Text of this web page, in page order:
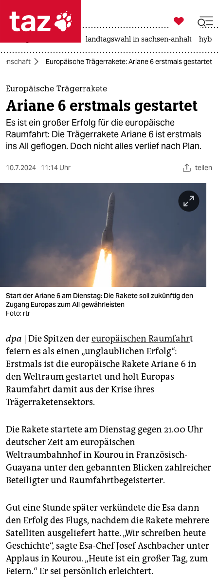
 taz zahl ich
taz zahl ich
themen
politik
öko
gesellschaft
verlag
verlag
shop
fragen & hilfe
unterstützen
abo
epaper login

taz zahl ich
landtagswahl in sachsen-anhalt
Europäische Trägerrakete: Ariane 6 erstmals gestartet
Europäische Trägerrakete
Ariane 6 erstmals gestartet
Es ist ein großer Erfolg für die europäische
Raumfahrt: Die Trägerrakete Ariane 6 ist erstmals
ins All geflogen. Doch nicht alles verlief nach Plan.
10.7.2024 11:14 Uhr teilen
Start der Ariane 6 am Dienstag: Die Rakete soll zukünftig den
Zugang Europas zum All gewährleisten
Foto: rtr
dpa | Die Spitzen dereuropäischen Raumfahrt
feiern es als einen „unglaublichen Erfolg“:
Erstmals ist die europäische Rakete Ariane 6 in
den Weltraum gestartet und holt Europas
Raumfahrt damit aus der Krise ihres
Trägerraketensektors.
Die Rakete startete am Dienstag gegen 21.00 Uhr
deutscher Zeit am europäischen
Weltraumbahnhof in Kourou in Französisch-
Guayana unter den gebannten Blicken zahlreicher
Beteiligter und Raumfahrtbegeisterter.
Gut eine Stunde später verkündete die Esa dann
den Erfolg des Flugs, nachdem die Rakete mehrere
Satelliten ausgeliefert hatte. „Wir schreiben heute
Geschichte“, sagte Esa-Chef Josef Aschbacher unter
Applaus in Kourou. „Heute ist ein großer Tag, zum
Feiern.“ Er sei persönlich erleichtert.